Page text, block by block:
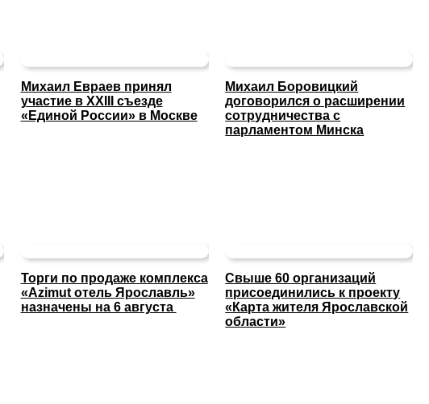
Михаил Евраев принял
участие в XXIII съезде
«Единой России» в Москве
Михаил Боровицкий
договорился о расширении
сотрудничества с
парламентом Минска
Торги по продаже комплекса
«Azimut отель Ярославль»
назначены на 6 августа
Свыше 60 организаций
присоединились к проекту
«Карта жителя Ярославской
области»